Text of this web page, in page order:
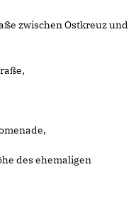
zwischen Ostkreuz und
des ehemaligen